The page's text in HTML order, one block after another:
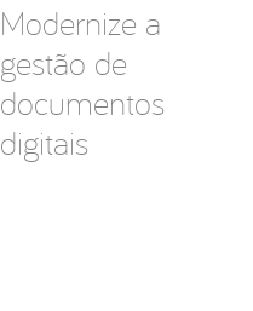
Modernize a
gestão de
documentos
digitais